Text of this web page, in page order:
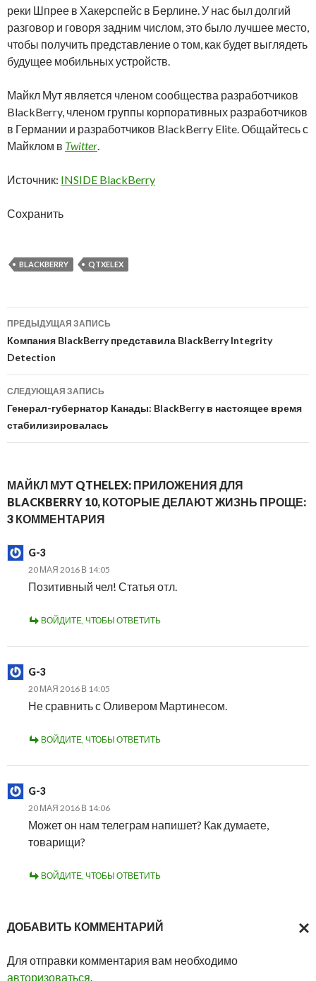
реки Шпрее в Хакерспейс в Берлине. У нас был долгий
разговор и говоря задним числом, это было лучшее место,
чтобы получить представление о том, как будет выглядеть
будущее мобильных устройств.
Майкл Мут является членом сообщества разработчиков
BlackBerry, членом группы корпоративных разработчиков
в Германии и разработчиков BlackBerry Elite. Общайтесь с
Майклом в Twitter.
Источник: INSIDE BlackBerry
Сохранить
BLACKBERRY QTXELEX
Навигация
по
записям
ПРЕДЫДУЩАЯ ЗАПИСЬ
Компания BlackBerry представила BlackBerry Integrity
Detection
СЛЕДУЮЩАЯ ЗАПИСЬ
Генерал-губернатор Канады: BlackBerry в настоящее время
стабилизировалась
МАЙКЛ МУТ QTHELEX: ПРИЛОЖЕНИЯ ДЛЯ
BLACKBERRY 10, КОТОРЫЕ ДЕЛАЮТ ЖИЗНЬ ПРОЩЕ:
3 КОММЕНТАРИЯ
G-3
20 МАЯ 2016 В 14:05
Позитивный чел! Статья отл.
ВОЙДИТЕ, ЧТОБЫ ОТВЕТИТЬ
G-3
20 МАЯ 2016 В 14:05
Не сравнить с Оливером Мартинесом.
ВОЙДИТЕ, ЧТОБЫ ОТВЕТИТЬ
G-3
20 МАЯ 2016 В 14:06
Может он нам телеграм напишет? Как думаете,
товарищи?
ВОЙДИТЕ, ЧТОБЫ ОТВЕТИТЬ
ДОБАВИТЬ КОММЕНТАРИЙ
Для отправки комментария вам необходимо
авторизоваться.